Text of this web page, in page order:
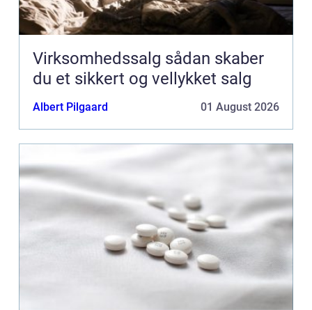
Virksomhedssalg sådan skaber
du et sikkert og vellykket salg
Albert Pilgaard 01 August 2026